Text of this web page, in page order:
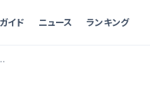
ガイド ニュース ランキング
インの限界と人間の創造性